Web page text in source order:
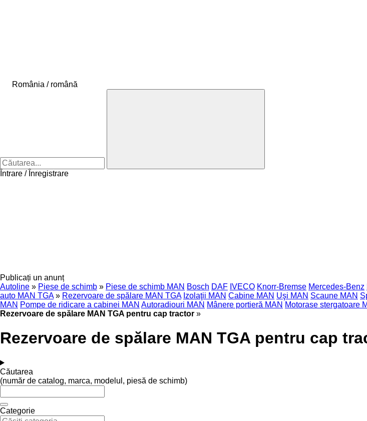
România / română
Întrare / Înregistrare
Publicați un anunț
Autoline » Piese de schimb » Piese de schimb MAN Bosch DAF IVECO Knorr-Bremse Mercedes-Benz
auto MAN TGA » Rezervoare de spălare MAN TGA Izolaţii MAN Cabine MAN Uşi MAN Scaune MAN
MAN Pompe de ridicare a cabinei MAN Autoradiouri MAN Mânere portieră MAN Motorase stergatoare
Rezervoare de spălare MAN TGA pentru cap tractor »
Rezervoare de spălare MAN TGA pentru cap
Căutarea
(număr de catalog, marca, modelul, piesă de schimb)
Categorie